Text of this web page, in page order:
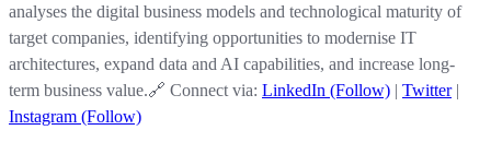
analyses the digital business models and technological maturity of
target companies, identifying opportunities to modernise IT
architectures, expand data and AI capabilities, and increase long-
term business value.🔗 Connect via: LinkedIn (Follow) | Twitter|
Instagram (Follow)